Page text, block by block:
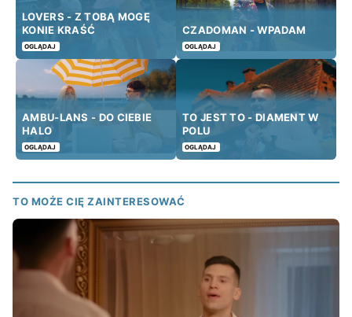
LOVERS - Z TOBĄ MOGĘ
KONIE KRAŚĆ
OGLĄDAJ
CZADOMAN - WPADAM
OGLĄDAJ
AMBU-LANS - DO CIEBIE
HALO
OGLĄDAJ
TO JEST TO - DIAMENT W
POLU
OGLĄDAJ
TO MOŻE CIĘ ZAINTERESOWAĆ